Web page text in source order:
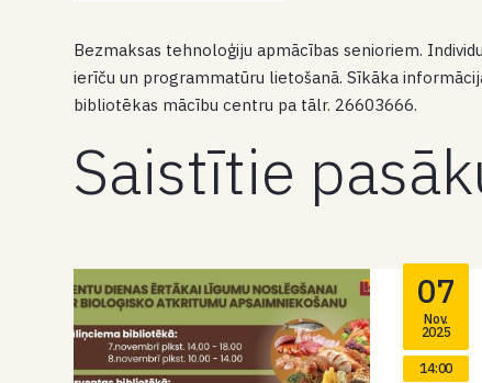
Bezmaksas tehnoloģiju apmācības senioriem.
ierīču un programmatūru lietošanā. Sīkāka
bibliotēkas mācību centru pa tālr. 26603666.
Saistītie
07
Nov.
2025
14:00